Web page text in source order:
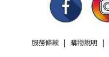
服務條款| 購物說明 |